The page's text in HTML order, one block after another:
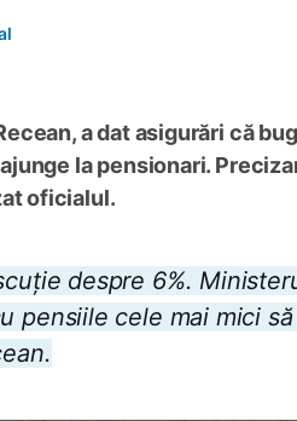
a dat asigurări că
la pensionari.
oficialul.
despre 6%.
pensiile cele mai mici